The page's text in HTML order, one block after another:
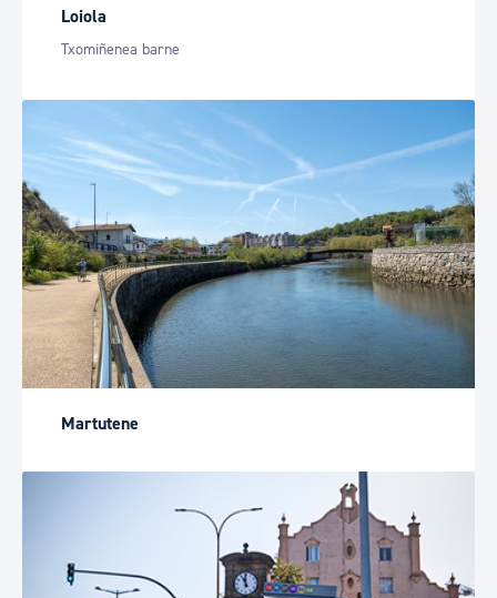
Loiola
Txomiñenea barne
Martutene